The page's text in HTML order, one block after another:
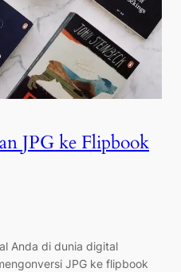
JPG ke Flipbook
Anda di dunia digital
JPG ke flipbook